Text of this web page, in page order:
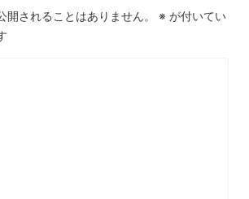
開されることはありません。 ※ が付いてい